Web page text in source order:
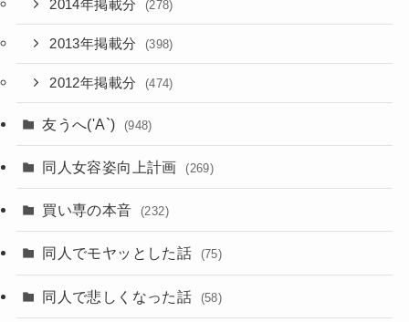
2014年掲載分 (278)
2013年掲載分 (398)
2012年掲載分 (474)
友うへ('A`) (948)
同人女容姿向上計画 (269)
買い専の本音 (232)
同人でモヤッとした話 (75)
同人で悲しくなった話 (58)